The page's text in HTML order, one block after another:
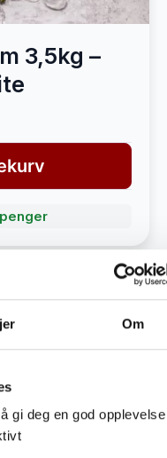
Om
gi deg en god
3,5kg –